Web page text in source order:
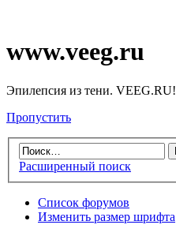
www.veeg.ru
Эпилепсия из тени. VEEG.RU!
Пропустить
Расширенный поиск
Список форумов
Изменить размер шрифта